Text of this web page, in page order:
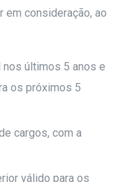
em consideração, ao
nos últimos 5 anos e
os próximos 5
cargos, com a
válido para os